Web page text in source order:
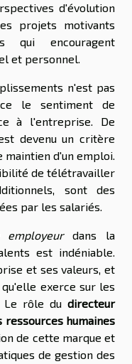
d'évolution
projets motivants
qui encouragent
et personnel.
n'est pas
le sentiment de
à l'entreprise. De
devenu un critère
d'un emploi.
de télétravailler
sont des
par les salariés.
employeurdans la
est indéniable.
et ses valeurs, et
exerce sur les
Le rôle du directeur
ressources humaines
de cette marque et
de gestion des